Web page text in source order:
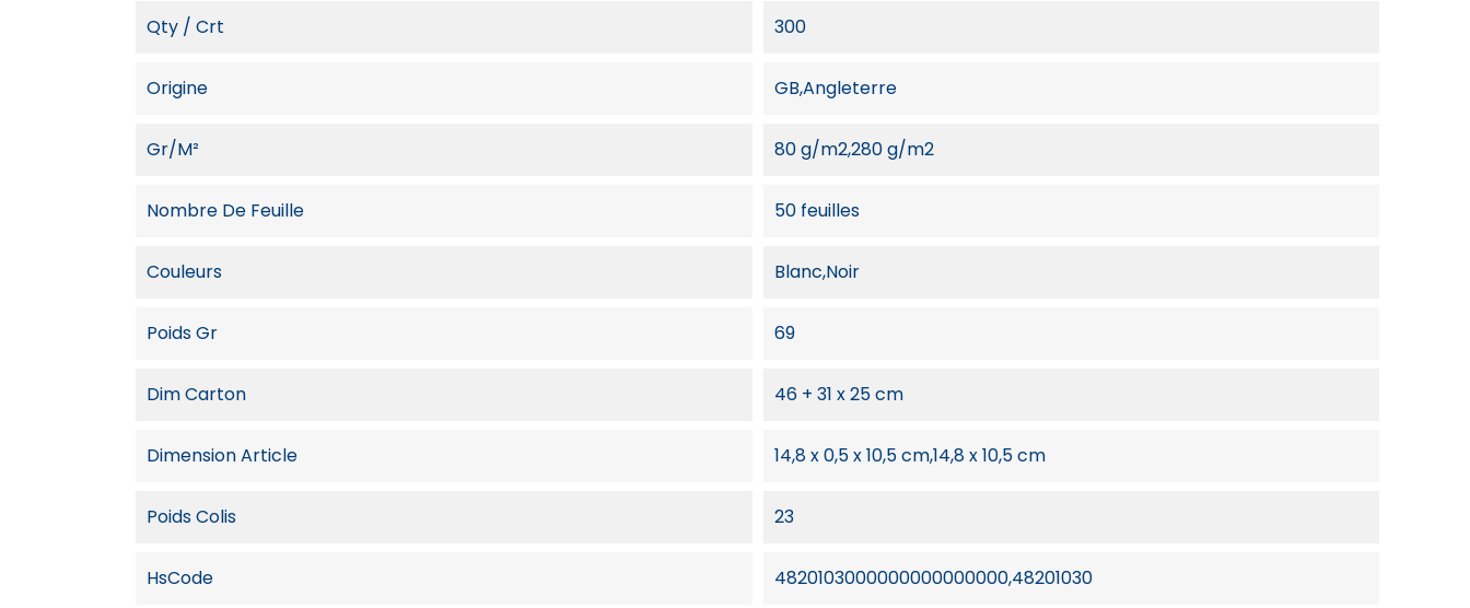
Qty / Crt 300
Origine GB,Angleterre
Gr/m² 80 g/m2,280 g/m2
Nombre De Feuille 50 feuilles
Couleurs Blanc,Noir
Poids Gr 69
Dim Carton 46 + 31 x 25 cm
Dimension Article 14,8 x 0,5 x 10,5 cm,14,8 x 10,5 cm
Poids Colis 23
HsCode 4820103000000000000000,48201030